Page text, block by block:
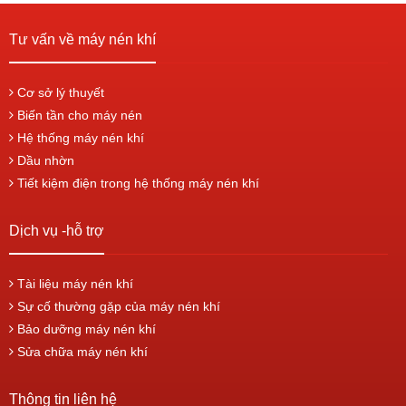
Tư vấn về máy nén khí
Cơ sở lý thuyết
Biến tần cho máy nén
Hệ thống máy nén khí
Dầu nhờn
Tiết kiệm điện trong hệ thống máy nén khí
Dịch vụ -hỗ trợ
Tài liệu máy nén khí
Sự cố thường gặp của máy nén khí
Bảo dưỡng máy nén khí
Sửa chữa máy nén khí
Thông tin liên hệ